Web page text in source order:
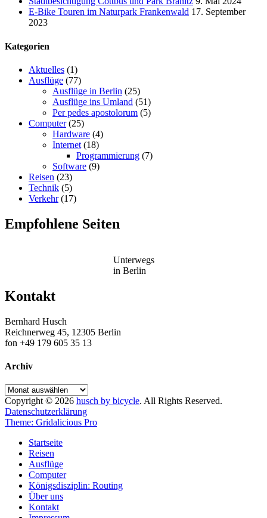
E-Bike Touren im Naturpark Frankenwald 17. September
2023
Kategorien
Aktuelles (1)
Ausflüge (77)
Ausflüge in Berlin (25)
Ausflüge ins Umland (51)
Per pedes apostolorum (5)
Computer(25)
Hardware (4)
Internet (18)
Programmierung (7)
Software (9)
Reisen (23)
Technik (5)
Verkehr(17)
Empfohlene Seiten
Unterwegs
in Berlin
Kontakt
Bernhard Husch
Reichnerweg 45, 12305 Berlin
fon +49 179 605 35 13
Archiv
Archiv
Copyright © 2026 husch by bicycle. All Rights Reserved.
Datenschutzerklärung
Theme: Gridalicious Pro
Startseite
Reisen
Ausflüge
Computer
Königsdisziplin: Routing
Über uns
Kontakt